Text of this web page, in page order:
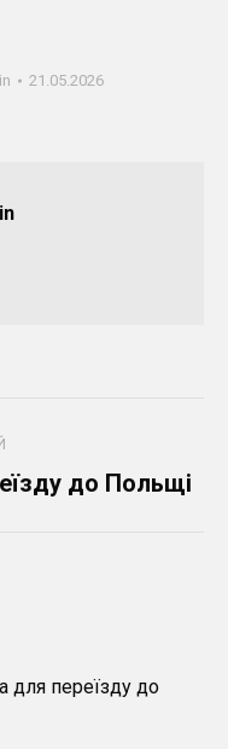
21.05.2026
до Польщі
для переїзду до